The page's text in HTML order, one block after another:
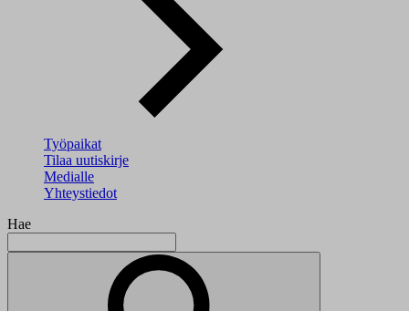
Työpaikat
Tilaa uutiskirje
Medialle
Yhteystiedot
Hae